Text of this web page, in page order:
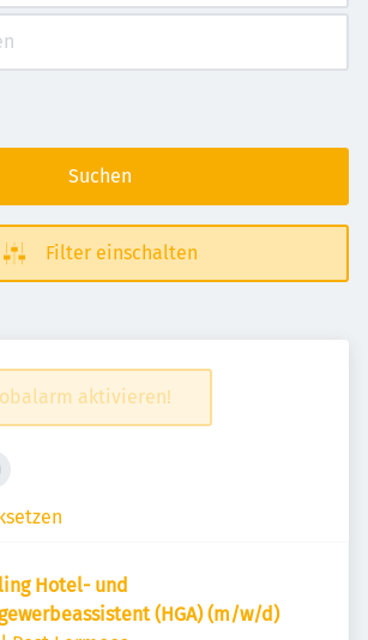
Suchen
Filter einschalten
aktivieren!
Hotel- und
(HGA) (m/w/d)